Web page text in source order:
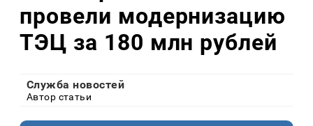
провели модернизацию
ТЭЦ за 180 млн рублей
Служба новостей
Автор статьи